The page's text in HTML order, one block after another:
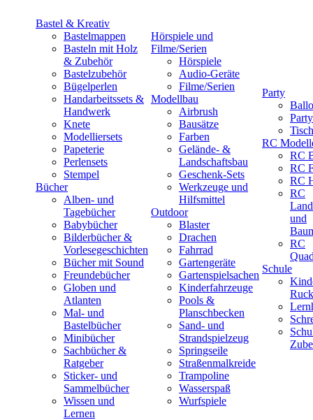
Bastel & Kreativ
Bastelmappen
Basteln mit Holz
& Zubehör
Bastelzubehör
Bügelperlen
Handarbeitssets &
Handwerk
Knete
Modelliersets
Papeterie
Perlensets
Stempel
Bücher
Alben- und
Tagebücher
Babybücher
Bilderbücher &
Vorlesegeschichten
Bücher mit Sound
Freundebücher
Globen und
Atlanten
Mal- und
Bastelbücher
Minibücher
Sachbücher &
Ratgeber
Sticker- und
Sammelbücher
Wissen und
Lernen
Hörspiele und
Filme/Serien
Hörspiele
Audio-Geräte
Filme/Serien
Modellbau
Airbrush
Bausätze
Farben
Gelände- &
Landschaftsbau
Geschenk-Sets
Werkzeuge und
Hilfsmittel
Outdoor
Blaster
Drachen
Fahrrad
Gartengeräte
Gartenspielsachen
Kinderfahrzeuge
Pools &
Planschbecken
Sand- und
Strandspielzeug
Springseile
Straßenmalkreide
Trampoline
Wasserspaß
Wurfspiele
Party
RC
RC
RC
RC
RC
und
RC
Schule